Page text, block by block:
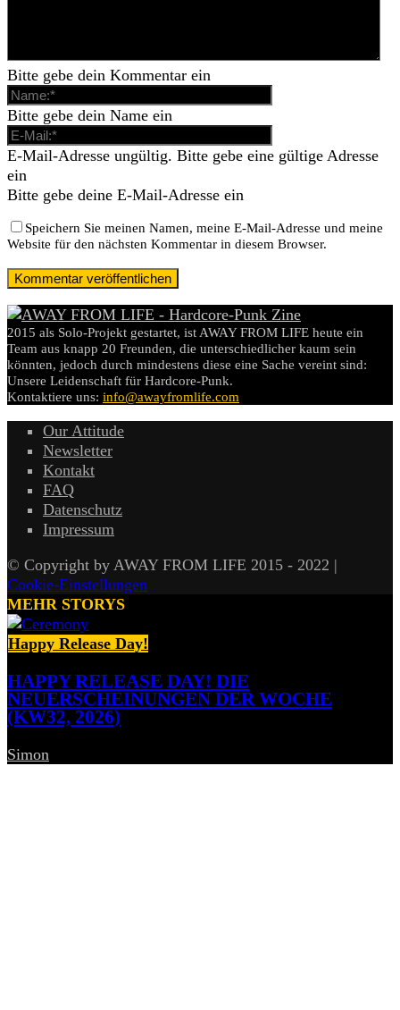
Bitte gebe dein Kommentar ein
Bitte gebe dein Name ein
E-Mail-Adresse ungültig. Bitte gebe eine gültige Adresse
ein
Bitte gebe deine E-Mail-Adresse ein
Speichern Sie meinen Namen, meine E-Mail-Adresse und meine
Website für den nächsten Kommentar in diesem Browser.
2015 als Solo-Projekt gestartet, ist AWAY FROM LIFE heute ein
Team aus knapp 20 Freunden, die unterschiedlicher kaum sein
könnten, jedoch durch mindestens diese eine Sache vereint sind:
Unsere Leidenschaft für Hardcore-Punk.
Kontaktiere uns: info@awayfromlife.com
Our Attitude
Newsletter
Kontakt
FAQ
Datenschutz
Impressum
© Copyright by AWAY FROM LIFE 2015 - 2022 |
Cookie-Einstellungen
MEHR STORYS
Happy Release Day!
HAPPY RELEASE DAY! DIE
NEUERSCHEINUNGEN DER WOCHE
(KW32, 2026)
Simon